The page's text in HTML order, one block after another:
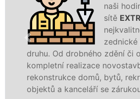
naši
sítě
zednické
druhu. Od drobného zdění či
kompletní realizace
rekonstrukce domů, bytů,
objektů a kanceláří se